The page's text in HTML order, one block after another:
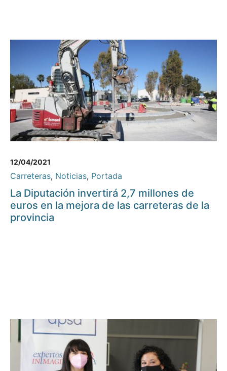
12/04/2021
Carreteras, Noticias, Portada
La Diputación invertirá 2,7 millones de
euros en la mejora de las carreteras de la
provincia